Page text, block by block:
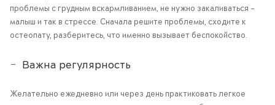
проблемы с грудным вскармливанием, не нужно закаливаться –
малыш и так в стрессе. Сначала решите проблемы, сходите к
остеопату, разберитесь, что именно вызывает беспокойство.
Важна регулярность
Желательно ежедневно или через день практиковать легкое